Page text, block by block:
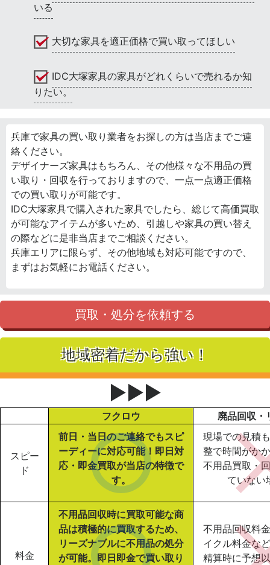
いる
大切な家具を適正価格で買い取ってほしい
IDC大塚家具の家具がどれくらいで売れるか知
りたい。
兵庫で家具の買い取り業者をお探しの方は当店までご連
絡ください。
デザイナーズ家具はもちろん、その他様々な不用品の買
い取り・回収を行っておりますので、一点一点適正価格
での買い取りが可能です。
IDC大塚家具で購入された家具でしたら、総じて高価買取
が可能なアイテムが多いため、引越しや家具の買い替え
の際などに是非当店までご相談ください。
兵庫エリアに限らず、その他地域も対応可能ですので、
まずはお気軽にお電話ください。
買取・処分を依頼する
地域密着だから強い！
▶▶▶
フクロウ 廃品回収・
スピー
ド
前日・当日のご連絡でもスピ
ーディーに対応可能！即日対
応・即金買取が当店の特徴で
す。
現場での見積
整で時間がか
不用品買取・
ていない
料金
不用品回収時に買取可能な商
品は積極的に買取するため、
リーズナブルに不用品の処分
が可能。即日即金で買い取り
不用品回収料
イクル料金な
精算時に予想